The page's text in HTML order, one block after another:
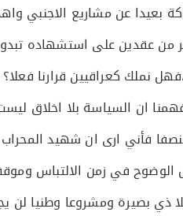
بعيدا عن مشاريع الاجنبي
من عقدين على استشهاده تبدو
نملك كعراقيين قرارنا فعلا؟
ان السياسة بلا اخلاق
فأني ارى ان شهيد
في زمن الالتباس
ذي بصيرة ومشروعا وطنيا لن